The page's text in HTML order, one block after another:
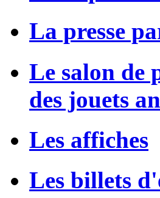
La presse
Le salon de
des jouets
Les affiches
Les billets